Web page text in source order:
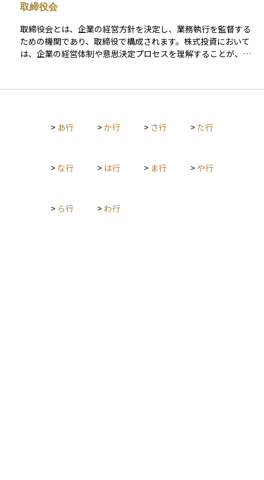
があります。これらが公表される前に、会社の役員や従業員、
関係会社、取引先などの内部関係者が株式を売買すると、公平
な取引が損なわれることになります。 さらに、こうした情報を
直接知らされていなくても、内部関係者から話を聞いた家族や
知人が、その情報をもとに株を売買した場合も「情報受領者」
づいた判断を心がけ、市場の信頼を損なわない行動をとること
が求められます。
取締役会
取締役会とは、企業の経営方針を決定し、業務執行を監督する
ための機関であり、取締役で構成されます。株式投資において
は、企業の経営体制や意思決定プロセスを理解することが、将
監視などが行われ、企業のガバナンスを強化し、株主の利益を
とっては、取締役会の構成やその透明性が、企業価値の評価に
> あ行 >か行 > さ行 > た行
> な行 > は行 > ま行 > や行
> ら行 > わ行